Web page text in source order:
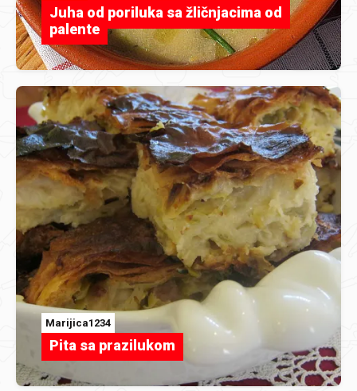
Juha od poriluka sa žličnjacima od
palente
Marijica1234
Pita sa prazilukom